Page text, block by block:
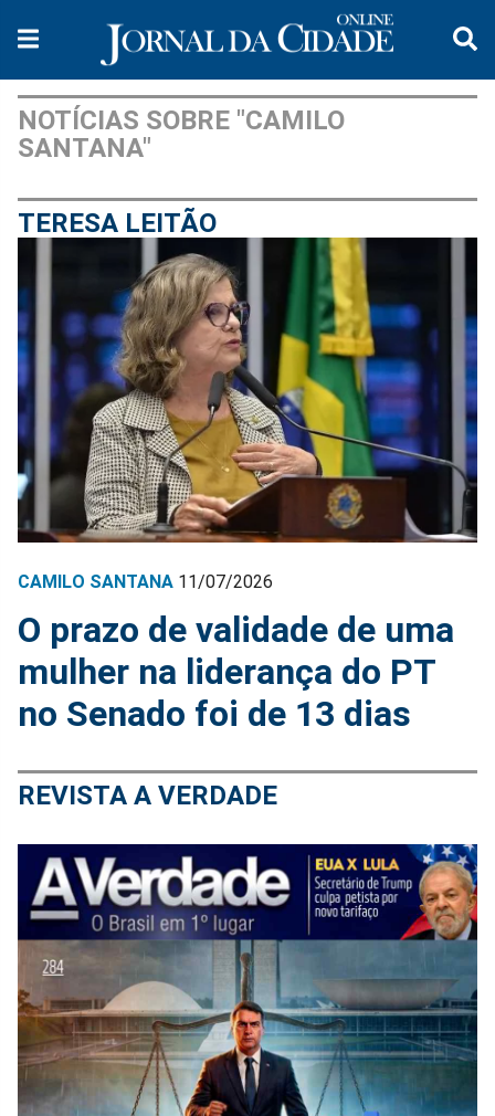
NOTÍCIAS SOBRE "CAMILO
SANTANA"
TERESA LEITÃO
CAMILO SANTANA 11/07/2026
O prazo de validade de uma
mulher na liderança do PT
no Senado foi de 13 dias
REVISTA A VERDADE